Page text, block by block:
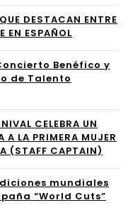
DESTACAN ENTRE
EN ESPAÑOL
Concierto Benéfico y
de Talento
CELEBRA UN
LA PRIMERA MUJER
(STAFF CAPTAIN)
mundiales
“World Cuts”